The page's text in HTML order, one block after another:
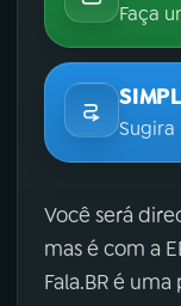
Faça
Sugira
Você será
mas é com a
Fala.BR é